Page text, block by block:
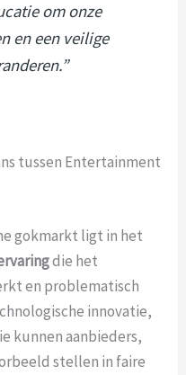
om onze
en een veilige
tussen Entertainment
gokmarkt ligt in het
die het
en problematisch
innovatie,
kunnen aanbieders,
stellen in faire